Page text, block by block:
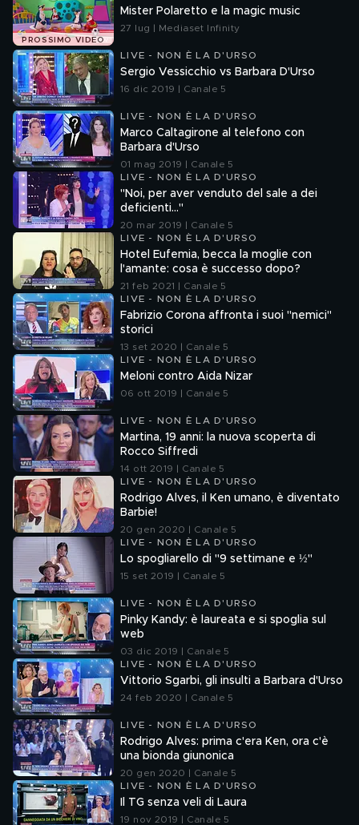
PROSSIMO VIDEO
Mister Polaretto e la magic music
27 lug | Mediaset Infinity
LIVE - NON È LA D'URSO
Sergio Vessicchio vs Barbara D'Urso
16 dic 2019 | Canale 5
LIVE - NON È LA D'URSO
Marco Caltagirone al telefono con
Barbara d'Urso
01 mag 2019 | Canale 5
LIVE - NON È LA D'URSO
"Noi, per aver venduto del sale a dei
deficienti..."
20 mar 2019 | Canale 5
LIVE - NON È LA D'URSO
Hotel Eufemia, becca la moglie con
l'amante: cosa è successo dopo?
21 feb 2021 | Canale 5
LIVE - NON È LA D'URSO
Fabrizio Corona affronta i suoi "nemici"
storici
13 set 2020 | Canale 5
LIVE - NON È LA D'URSO
Meloni contro Aida Nizar
06 ott 2019 | Canale 5
LIVE - NON È LA D'URSO
Martina, 19 anni: la nuova scoperta di
Rocco Siffredi
14 ott 2019 | Canale 5
LIVE - NON È LA D'URSO
Rodrigo Alves, il Ken umano, è diventato
Barbie!
20 gen 2020 | Canale 5
LIVE - NON È LA D'URSO
Lo spogliarello di "9 settimane e ½"
15 set 2019 | Canale 5
LIVE - NON È LA D'URSO
Pinky Kandy: è laureata e si spoglia sul
web
03 dic 2019 | Canale 5
LIVE - NON È LA D'URSO
Vittorio Sgarbi, gli insulti a Barbara d'Urso
24 feb 2020 | Canale 5
LIVE - NON È LA D'URSO
Rodrigo Alves: prima c'era Ken, ora c'è
una bionda giunonica
20 gen 2020 | Canale 5
LIVE - NON È LA D'URSO
Il TG senza veli di Laura
19 nov 2019 | Canale 5